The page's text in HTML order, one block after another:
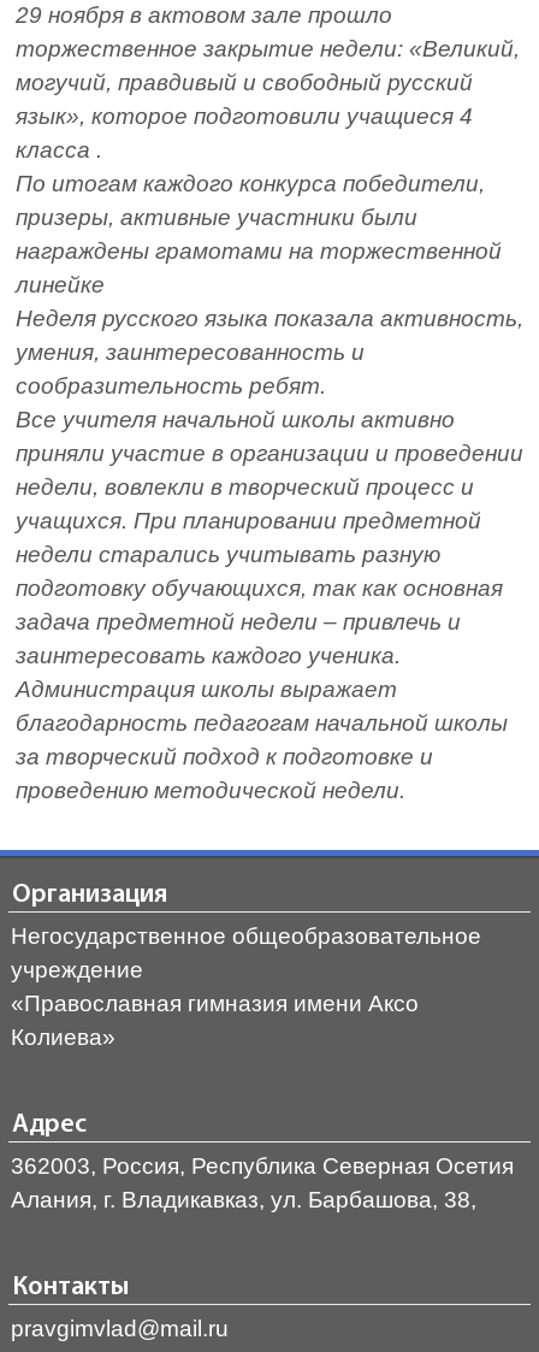
29 ноября в актовом зале прошло
торжественное закрытие недели: «Великий,
могучий, правдивый и свободный русский
язык», которое подготовили учащиеся 4
класса .
По итогам каждого конкурса победители,
призеры, активные участники были
награждены грамотами на торжественной
линейке
Неделя русского языка показала активность,
умения, заинтересованность и
сообразительность ребят.
Все учителя начальной школы активно
приняли участие в организации и проведении
недели, вовлекли в творческий процесс и
учащихся. При планировании предметной
недели старались учитывать разную
подготовку обучающихся, так как основная
задача предметной недели – привлечь и
заинтересовать каждого ученика.
Администрация школы выражает
благодарность педагогам начальной школы
за творческий подход к подготовке и
проведению методической недели.
Организация
Негосударственное общеобразовательное
учреждение
«Православная гимназия имени Аксо
Колиева»
Адрес
362003, Россия, Республика Северная Осетия
Алания, г. Владикавказ, ул. Барбашова, 38,
Контакты
pravgimvlad@mail.ru